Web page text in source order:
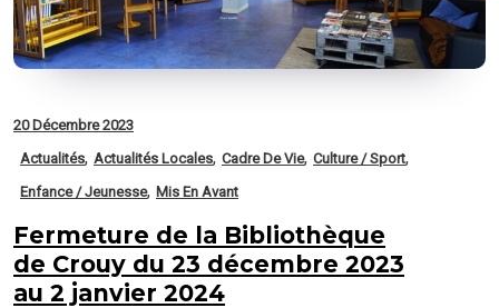
20 Décembre 2023
Actualités, Actualités Locales, Cadre De Vie, Culture / Sport,
Enfance / Jeunesse, Mis En Avant
Fermeture de la Bibliothèque
de Crouy du 23 décembre 2023
au 2 janvier 2024